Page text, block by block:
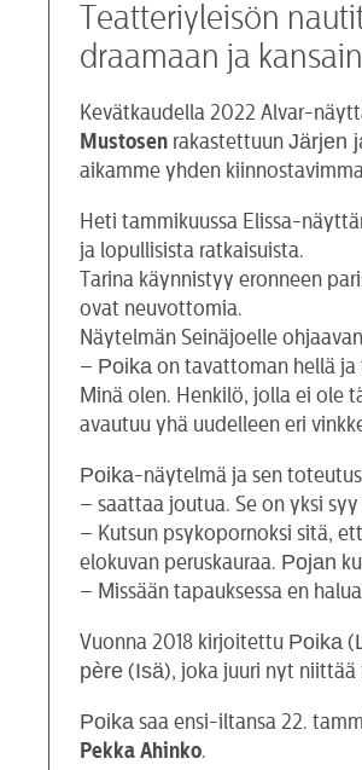
Teatteriyleisön
draamaan ja
Kevätkaudella 2022 Alvar-
Mustosen rakastettuunJärjen
aikamme yhden
Heti tammikuussa Elissa-
ja lopullisista ratkaisuista.
Tarina käynnistyy eronneen
ovat neuvottomia.
Näytelmän Seinäjoelle
– Poika on tavattoman hellä ja
Minä olen. Henkilö, jolla ei ole
avautuu yhä uudelleen eri
Poika-näytelmä ja sen
– saattaa joutua. Se on yksi
– Kutsun psykopornoksi sitä,
elokuvan peruskauraa. Pojan
– Missään tapauksessa en
Vuonna 2018 kirjoitettu Poika (
père (Isä), joka juuri nyt niittää
Poika saa ensi-iltansa 22.
Pekka Ahinko.